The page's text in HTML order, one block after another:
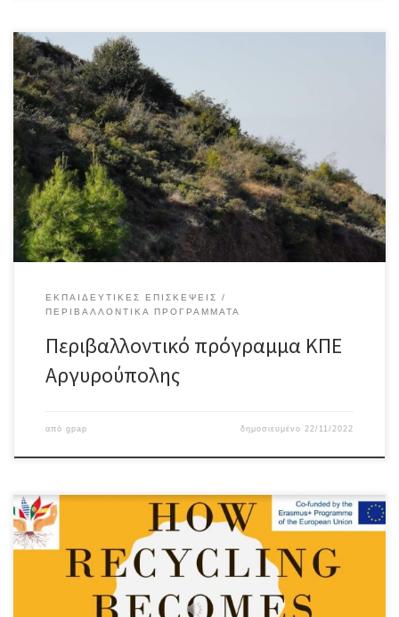
Η Γ’ Τάξη παρακολούθησε το πρόγραμμα που διοργανώνει το ΚΠΕ
Αργυρούπολης και ενημερώθηκαν για θέματα όπως: Υγιές δασικό
οικοσύστημα (βιοτικοί & αβιοτικοί παράγοντες, τροφική αλυσίδα,
βιομάζα, όροφοι βλάστησης).Συνθήκες φυσικών πυρκαγιών στα
μεσογειακά δάση το καλοκαίρι (ξηρασία, φυλλοστρωμνή,
κεραυνοί).Αλλαγές κατά τη διάρκεια της πυρκαγιάς (θερμοκρασία,
κουκουνάρια, πουλιά, ζώα, υπέδαφος).Αιτίες πυρκαγιών
(πρόθεση, […]
ΕΚΠΑΙΔΕΥΤΙΚΈΣ ΕΠΙΣΚΈΨΕΙΣ
ΠΕΡΙΒΑΛΛΟΝΤΙΚΆ ΠΡΟΓΡΆΜΜΑΤΑ
Περιβαλλοντικό πρόγραμμα ΚΠΕ
Αργυρούπολης
από gpap δημοσιευμένο22/11/2022